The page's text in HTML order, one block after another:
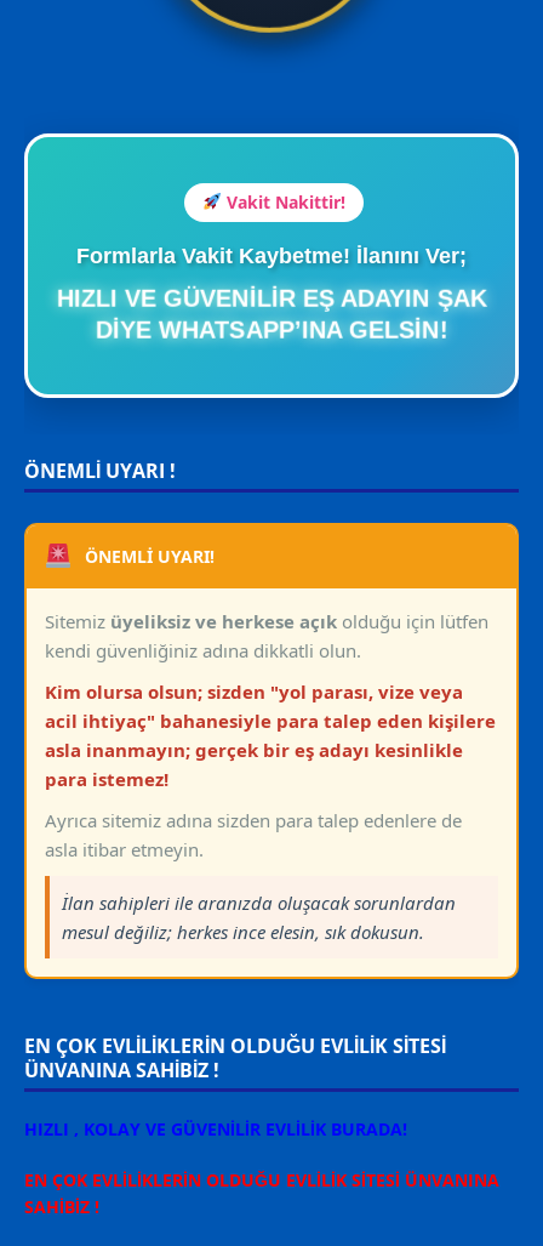
Vakit Nakittir!
Formlarla Vakit Kaybetme! İlanını Ver;
HIZLI VE GÜVENILIR EŞ ADAYIN ŞAK
DIYE WHATSAPP’INA GELSIN!
ÖNEMLİ UYARI !
ÖNEMLİ UYARI!
Sitemiz üyeliksiz ve herkese açık olduğu için lütfen
kendi güvenliğiniz adına dikkatli olun.
Kim olursa olsun; sizden "yol parası, vize veya
acil ihtiyaç" bahanesiyle para talep eden kişilere
asla inanmayın; gerçek bir eş adayı kesinlikle
para istemez!
Ayrıca sitemiz adına sizden para talep edenlere de
asla itibar etmeyin.
İlan sahipleri ile aranızda oluşacak sorunlardan
mesul değiliz; herkes ince elesin, sık dokusun.
EN ÇOK EVLİLİKLERİN OLDUĞU EVLİLİK SİTESİ
ÜNVANINA SAHİBİZ !
HIZLI , KOLAY VE GÜVENİLİR EVLİLİK BURADA!
EN ÇOK EVLİLİKLERİN OLDUĞU EVLİLİK SİTESİ ÜNVANINA
SAHİBİZ !